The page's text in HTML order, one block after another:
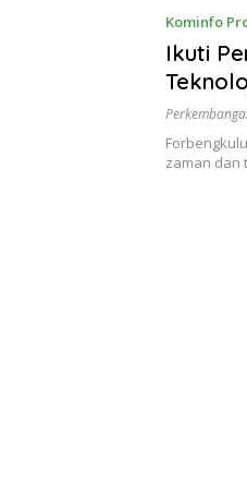
Kominfo
Ikuti
zaman dan